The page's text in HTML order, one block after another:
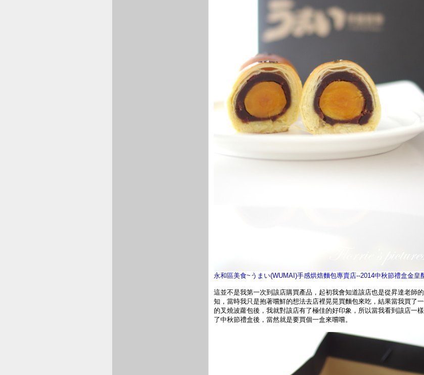
永和區美食~うまい(WUMAI)手感烘焙麵包專賣店--2014中秋節禮盒金皇
這並不是我第一次到該店購買產品，起初我會知道該店也是從昇達老師
知，當時我只是抱著嚐鮮的想法去店裡晃晃買麵包來吃，結果當我買了
的叉燒波蘿包後，我就對該店有了極佳的好印象，所以當我看到該店一
了中秋節禮盒後，當然就是要買個一盒來嚐嚐。